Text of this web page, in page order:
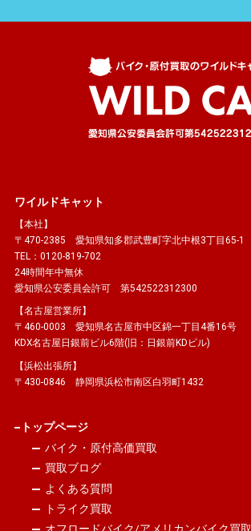
ワイルドキャット
【本社】
〒470-2385 愛知県知多郡武豊町字北中根3丁目65-1
TEL：0120-819-702
24時間年中無休
愛知県公安委員会許可 第542522312300
【名古屋営業所】
〒460-0003 愛知県名古屋市中区錦一丁目4番16号
KDX名古屋日銀前ビル6階(旧：日銀前KDビル)
【浜松出張所】
〒430-0846 静岡県浜松市南区白羽町1432
トップページ
バイク・原付高価買取
買取ブログ
よくある質問
トライク買取